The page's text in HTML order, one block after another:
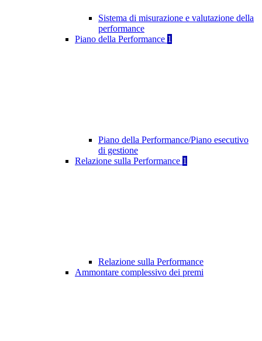
Sistema di misurazione e valutazione della
performance
Piano della Performance 1
Piano della Performance/Piano esecutivo
di gestione
Relazione sulla Performance 1
Relazione sulla Performance
Ammontare complessivo dei premi